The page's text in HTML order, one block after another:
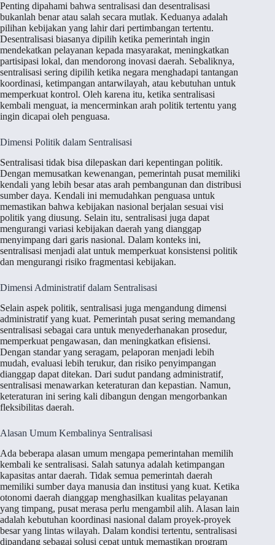
Penting dipahami bahwa sentralisasi dan desentralisasi
bukanlah benar atau salah secara mutlak. Keduanya adalah
pilihan kebijakan yang lahir dari pertimbangan tertentu.
Desentralisasi biasanya dipilih ketika pemerintah ingin
mendekatkan pelayanan kepada masyarakat, meningkatkan
partisipasi lokal, dan mendorong inovasi daerah. Sebaliknya,
sentralisasi sering dipilih ketika negara menghadapi tantangan
koordinasi, ketimpangan antarwilayah, atau kebutuhan untuk
memperkuat kontrol. Oleh karena itu, ketika sentralisasi
kembali menguat, ia mencerminkan arah politik tertentu yang
ingin dicapai oleh penguasa.
Dimensi Politik dalam Sentralisasi
Sentralisasi tidak bisa dilepaskan dari kepentingan politik.
Dengan memusatkan kewenangan, pemerintah pusat memiliki
kendali yang lebih besar atas arah pembangunan dan distribusi
sumber daya. Kendali ini memudahkan penguasa untuk
memastikan bahwa kebijakan nasional berjalan sesuai visi
politik yang diusung. Selain itu, sentralisasi juga dapat
mengurangi variasi kebijakan daerah yang dianggap
menyimpang dari garis nasional. Dalam konteks ini,
sentralisasi menjadi alat untuk memperkuat konsistensi politik
dan mengurangi risiko fragmentasi kebijakan.
Dimensi Administratif dalam Sentralisasi
Selain aspek politik, sentralisasi juga mengandung dimensi
administratif yang kuat. Pemerintah pusat sering memandang
sentralisasi sebagai cara untuk menyederhanakan prosedur,
memperkuat pengawasan, dan meningkatkan efisiensi.
Dengan standar yang seragam, pelaporan menjadi lebih
mudah, evaluasi lebih terukur, dan risiko penyimpangan
dianggap dapat ditekan. Dari sudut pandang administratif,
sentralisasi menawarkan keteraturan dan kepastian. Namun,
keteraturan ini sering kali dibangun dengan mengorbankan
fleksibilitas daerah.
Alasan Umum Kembalinya Sentralisasi
Ada beberapa alasan umum mengapa pemerintahan memilih
kembali ke sentralisasi. Salah satunya adalah ketimpangan
kapasitas antar daerah. Tidak semua pemerintah daerah
memiliki sumber daya manusia dan institusi yang kuat. Ketika
otonomi daerah dianggap menghasilkan kualitas pelayanan
yang timpang, pusat merasa perlu mengambil alih. Alasan lain
adalah kebutuhan koordinasi nasional dalam proyek-proyek
besar yang lintas wilayah. Dalam kondisi tertentu, sentralisasi
dipandang sebagai solusi cepat untuk memastikan program